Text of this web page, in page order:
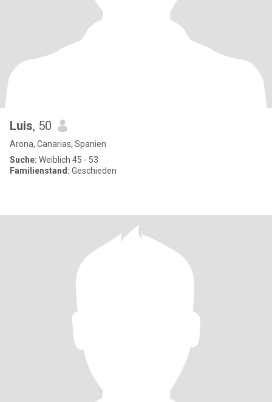
Luis, 50
Arona, Canarias, Spanien
Suche: Weiblich 45 - 53
Familienstand: Geschieden